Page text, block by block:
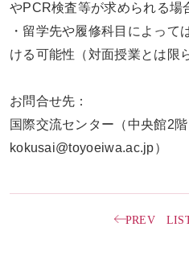
やPCR検査等が求められる場
・留学先や履修科目によって
ける可能性（対面授業とは限
お問合せ先：
国際交流センター（中央館2階
kokusai@toyoeiwa.ac.jp）
PREV